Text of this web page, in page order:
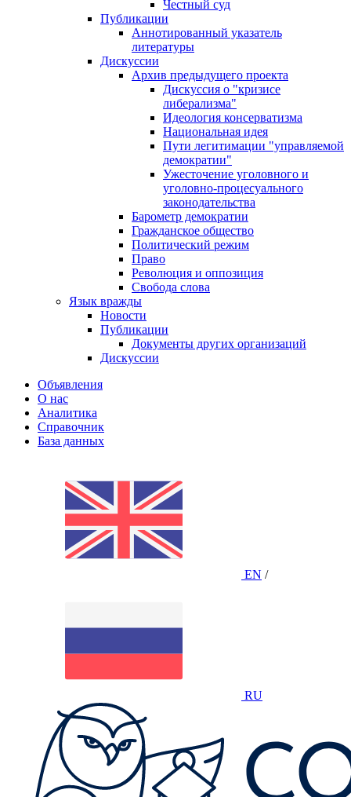
Честный суд
Публикации
Аннотированный указатель
литературы
Дискуссии
Архив предыдущего проекта
Дискуссия о "кризисе
либерализма"
Идеология консерватизма
Национальная идея
Пути легитимации "управляемой
демократии"
Ужесточение уголовного и
уголовно-процесуального
законодательства
Барометр демократии
Гражданское общество
Политический режим
Право
Революция и оппозиция
Свобода слова
Язык вражды
Новости
Публикации
Документы других организаций
Дискуссии
Объявления
О нас
Аналитика
Справочник
База данных
EN /
RU